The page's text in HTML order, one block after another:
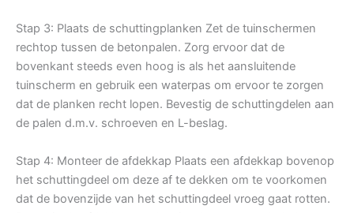
Stap 3: Plaats de schuttingplanken Zet de tuinschermen
rechtop tussen de betonpalen. Zorg ervoor dat de
bovenkant steeds even hoog is als het aansluitende
tuinscherm en gebruik een waterpas om ervoor te zorgen
dat de planken recht lopen. Bevestig de schuttingdelen aan
de palen d.m.v. schroeven en L-beslag.
Stap 4: Monteer de afdekkap Plaats een afdekkap bovenop
het schuttingdeel om deze af te dekken om te voorkomen
dat de bovenzijde van het schuttingdeel vroeg gaat rotten.